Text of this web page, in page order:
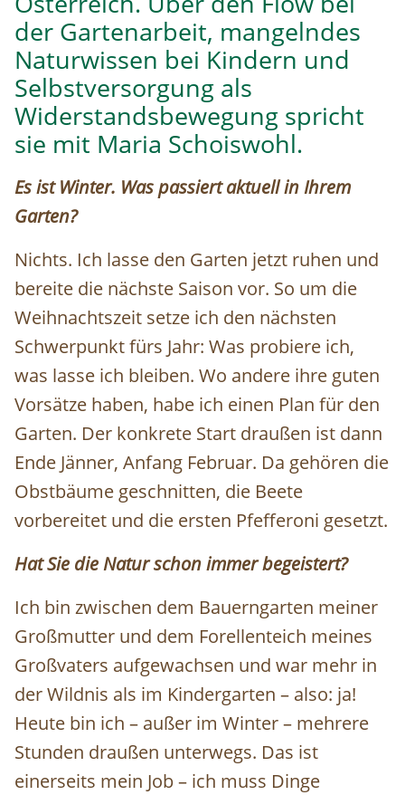
der Gartenarbeit, mangelndes
Naturwissen bei Kindern und
Selbstversorgung als
Widerstandsbewegung spricht
sie mit Maria Schoiswohl.
Es ist Winter. Was passiert aktuell in Ihrem
Garten?
Nichts. Ich lasse den Garten jetzt ruhen und
bereite die nächste Saison vor. So um die
Weihnachtszeit setze ich den nächsten
Schwerpunkt fürs Jahr: Was probiere ich,
was lasse ich bleiben. Wo andere ihre guten
Vorsätze haben, habe ich einen Plan für den
Garten. Der konkrete Start draußen ist dann
Ende Jänner, Anfang Februar. Da gehören die
Obstbäume geschnitten, die Beete
vorbereitet und die ersten Pfefferoni gesetzt.
Hat Sie die Natur schon immer begeistert?
Ich bin zwischen dem Bauerngarten meiner
Großmutter und dem Forellenteich meines
Großvaters aufgewachsen und war mehr in
der Wildnis als im Kindergarten – also: ja!
Heute bin ich – außer im Winter – mehrere
Stunden draußen unterwegs. Das ist
einerseits mein Job – ich muss Dinge